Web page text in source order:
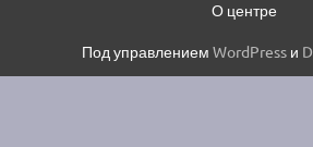
О центре
Под управлением WordPress и